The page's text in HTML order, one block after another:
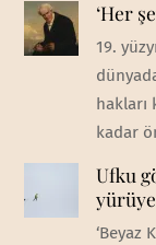
‘Her
19.
hakları
kadar
Ufku
‘Beyaz